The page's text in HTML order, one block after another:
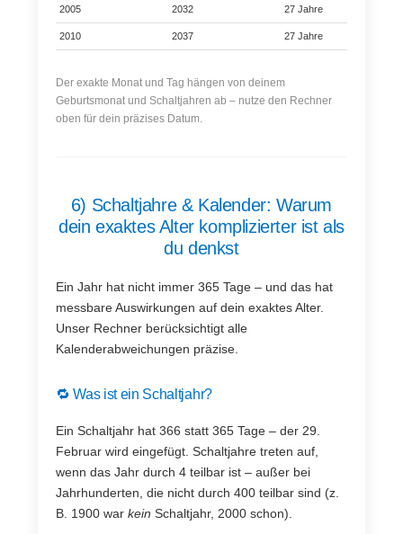
2005 2032 27 Jahre
2010 2037 27 Jahre
Der exakte Monat und Tag hängen von deinem
Geburtsmonat und Schaltjahren ab – nutze den Rechner
oben für dein präzises Datum.
6) Schaltjahre & Kalender: Warum
dein exaktes Alter komplizierter ist als
du denkst
Ein Jahr hat nicht immer 365 Tage – und das hat
messbare Auswirkungen auf dein exaktes Alter.
Unser Rechner berücksichtigt alle
Kalenderabweichungen präzise.
🔁 Was ist ein Schaltjahr?
Ein Schaltjahr hat 366 statt 365 Tage – der 29.
Februar wird eingefügt. Schaltjahre treten auf,
wenn das Jahr durch 4 teilbar ist – außer bei
Jahrhunderten, die nicht durch 400 teilbar sind (z.
B. 1900 war kein Schaltjahr, 2000 schon).